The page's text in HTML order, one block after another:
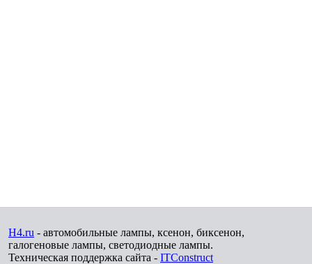
H4.ru - автомобильные лампы, ксенон, биксенон,
галогеновые лампы, светодиодные лампы.
Техническая поддержка сайта - ITConstruct